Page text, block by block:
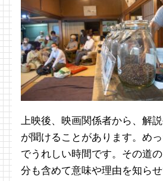
上映後、映画関係者から、解
が聞けることがあります。め
でうれしい時間です。その道
分も含めて意味や理由を知ら